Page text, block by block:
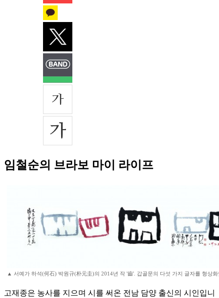
임철순의 브라보 마이 라이프
▲ 서예가 하석(何石) 박원규(朴元圭)의 2014년 작 '齒'. 갑골문의 다섯 가지 글자를 형상화
고재종은 농사를 지으며 시를 써온 전남 담양 출신의 시인입니